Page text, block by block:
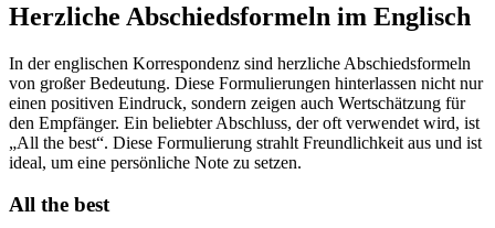
Herzliche Abschiedsformeln im Englisch
In der englischen Korrespondenz sind herzliche Abschiedsformeln
von großer Bedeutung. Diese Formulierungen hinterlassen nicht nur
einen positiven Eindruck, sondern zeigen auch Wertschätzung für
den Empfänger. Ein beliebter Abschluss, der oft verwendet wird, ist
„All the best“. Diese Formulierung strahlt Freundlichkeit aus und ist
ideal, um eine persönliche Note zu setzen.
All the best